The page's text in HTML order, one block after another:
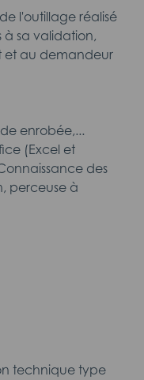
l'outillage réalisé
à sa validation,
et au demandeur
enrobée,...
(Excel et
des
perceuse à
technique type